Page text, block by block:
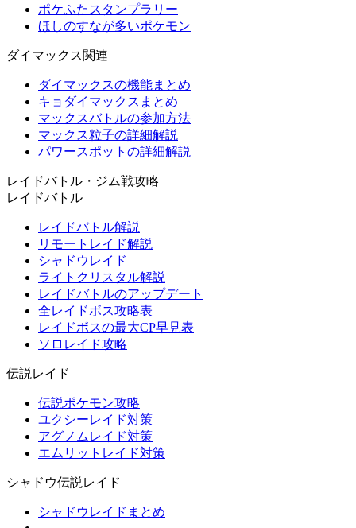
ポケふたスタンプラリー
ほしのすなが多いポケモン
ダイマックス関連
ダイマックスの機能まとめ
キョダイマックスまとめ
マックスバトルの参加方法
マックス粒子の詳細解説
パワースポットの詳細解説
レイドバトル・ジム戦攻略
レイドバトル
レイドバトル解説
リモートレイド解説
シャドウレイド
ライトクリスタル解説
レイドバトルのアップデート
全レイドボス攻略表
レイドボスの最大CP早見表
ソロレイド攻略
伝説レイド
伝説ポケモン攻略
ユクシーレイド対策
アグノムレイド対策
エムリットレイド対策
シャドウ伝説レイド
シャドウレイドまとめ